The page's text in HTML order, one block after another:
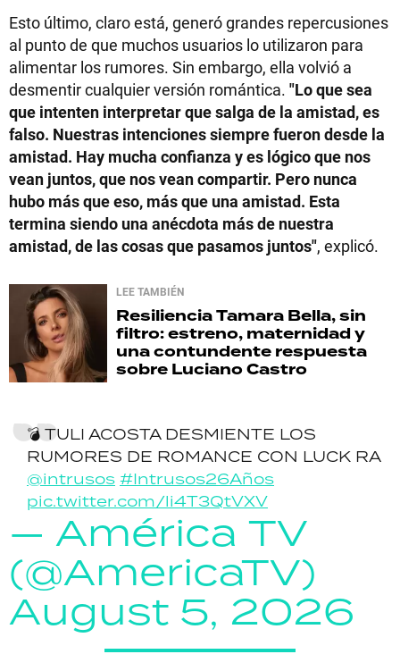
Esto último, claro está, generó grandes repercusiones
al punto de que muchos usuarios lo utilizaron para
alimentar los rumores. Sin embargo, ella volvió a
desmentir cualquier versión romántica. "Lo que sea
que intenten interpretar que salga de la amistad, es
falso. Nuestras intenciones siempre fueron desde la
amistad. Hay mucha confianza y es lógico que nos
vean juntos, que nos vean compartir. Pero nunca
hubo más que eso, más que una amistad. Esta
termina siendo una anécdota más de nuestra
amistad, de las cosas que pasamos juntos", explicó.
LEE TAMBIÉN
ResilienciaTamara Bella, sin
filtro: estreno, maternidad y
una contundente respuesta
sobre Luciano Castro
💣 TULI ACOSTA DESMIENTE LOS
RUMORES DE ROMANCE CON LUCK RA
@intrusos #Intrusos26Años
pic.twitter.com/li4T3QtVXV
— América TV
(@AmericaTV)
August 5, 2026